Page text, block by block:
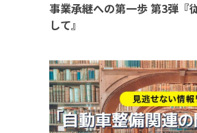
事業承継への第一歩 第3弾『
して』